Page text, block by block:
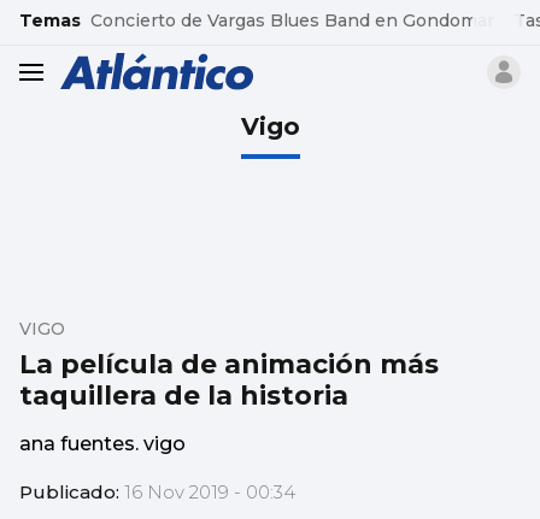
common.go-to-content
Temas Concierto de Vargas Blues Band en Gondomar
header.menu.open
Vigo
La película de animación más
taquillera de la historia
VIGO
ana fuentes. vigo
Publicado: 16 Nov 2019 - 00:34